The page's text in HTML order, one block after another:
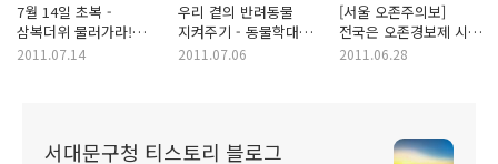
7월 14일 초복 -
삼복더위 물러가라!
건강한 여름나기
2011.07.14
우리 곁의 반려동물
지켜주기 - 동물학대
STOP! 동물보호법 개정
2011.07.06
[서울 오존주의보]
전국은 오존경보제 시행
중 - 오존주의보란 무엇?
2011.06.28
서대문구청 티스토리 블로그